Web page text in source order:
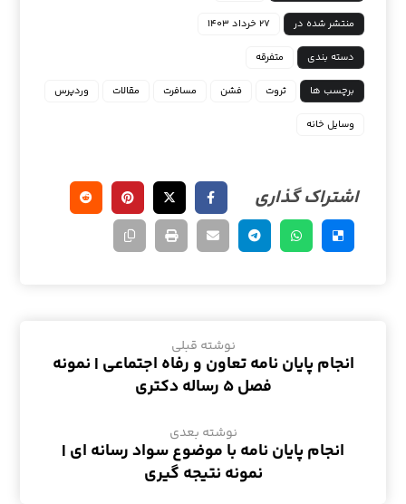
منتشر شده در ۲۷ خرداد ۱۴۰۳
دسته بندی متفرقه
برچسب ها ثروت فشن مسافرت مقالات وردپرس
وسایل خانه
نوشته قبلی
انجام پایان نامه تعاون و رفاه اجتماعی | نمونه
فصل ۵ رساله دکتری
نوشته بعدی
انجام پایان نامه با موضوع سواد رسانه ای |
نمونه نتیجه گیری